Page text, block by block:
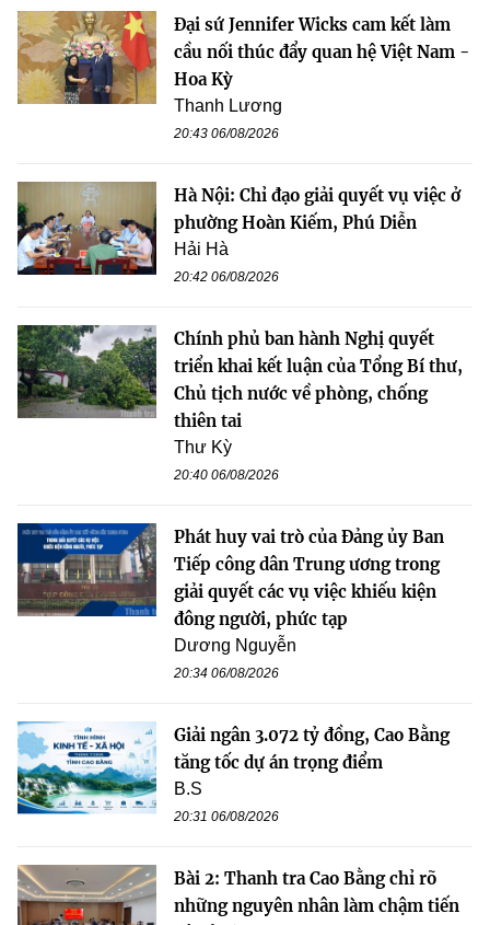
Đại sứ Jennifer Wicks cam kết làm
cầu nối thúc đẩy quan hệ Việt Nam -
Hoa Kỳ
Thanh Lương
20:43 06/08/2026
Hà Nội: Chỉ đạo giải quyết vụ việc ở
phường Hoàn Kiếm, Phú Diễn
Hải Hà
20:42 06/08/2026
Chính phủ ban hành Nghị quyết
triển khai kết luận của Tổng Bí thư,
Chủ tịch nước về phòng, chống
thiên tai
Thư Kỳ
20:40 06/08/2026
Phát huy vai trò của Đảng ủy Ban
Tiếp công dân Trung ương trong
giải quyết các vụ việc khiếu kiện
đông người, phức tạp
Dương Nguyễn
20:34 06/08/2026
Giải ngân 3.072 tỷ đồng, Cao Bằng
tăng tốc dự án trọng điểm
B.S
20:31 06/08/2026
Bài 2: Thanh tra Cao Bằng chỉ rõ
những nguyên nhân làm chậm tiến